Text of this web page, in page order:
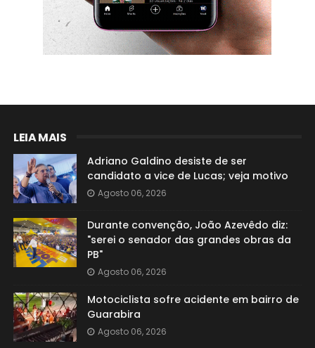
LEIA MAIS
Adriano Galdino desiste de ser
candidato a vice de Lucas; veja motivo
Agosto 06, 2026
Durante convenção, João Azevêdo diz:
"serei o senador das grandes obras da
PB"
Agosto 06, 2026
Motociclista sofre acidente em bairro de
Guarabira
Agosto 06, 2026